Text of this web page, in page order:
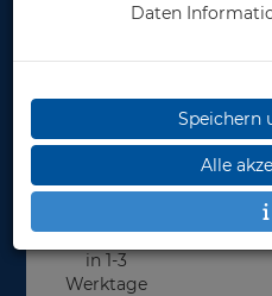
Herstellerpreis: 5,00 €
ab
Lieferbar
in 1-3
Werktage
Daten
Speichern
Alle